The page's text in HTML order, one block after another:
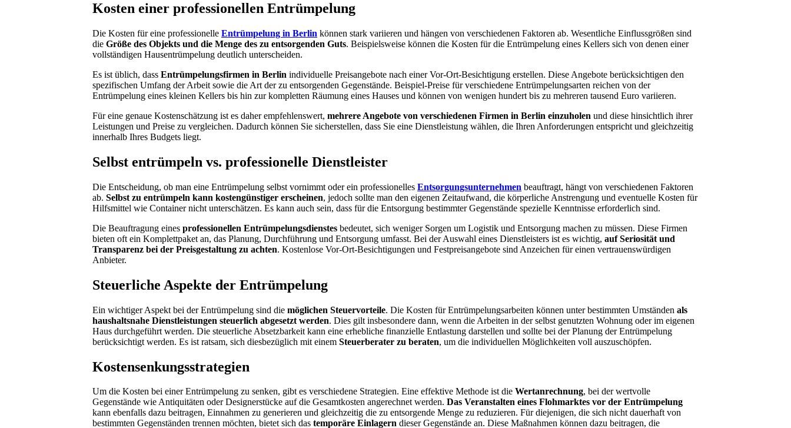
Kosten einer professionellen Entrümpelung
Die Kosten für eine professionelle Entrümpelung in Berlin können stark variieren und hängen von verschiedenen Faktoren ab. Wesentliche Einflussgrößen sind
die Größe des Objekts und die Menge des zu entsorgenden Guts. Beispielsweise können die Kosten für die Entrümpelung eines Kellers sich von denen einer
vollständigen Hausentrümpelung deutlich unterscheiden.
Es ist üblich, dass Entrümpelungsfirmen in Berlin individuelle Preisangebote nach einer Vor-Ort-Besichtigung erstellen. Diese Angebote berücksichtigen den
spezifischen Umfang der Arbeit sowie die Art der zu entsorgenden Gegenstände. Beispiel-Preise für verschiedene Entrümpelungsarten reichen von der
Entrümpelung eines kleinen Kellers bis hin zur kompletten Räumung eines Hauses und können von wenigen hundert bis zu mehreren tausend Euro variieren.
Für eine genaue Kostenschätzung ist es daher empfehlenswert, mehrere Angebote von verschiedenen Firmen in Berlin einzuholen und diese hinsichtlich ihrer
Leistungen und Preise zu vergleichen. Dadurch können Sie sicherstellen, dass Sie eine Dienstleistung wählen, die Ihren Anforderungen entspricht und gleichzeitig
innerhalb Ihres Budgets liegt.
Selbst entrümpeln vs. professionelle Dienstleister
Die Entscheidung, ob man eine Entrümpelung selbst vornimmt oder ein professionelles Entsorgungsunternehmen beauftragt, hängt von verschiedenen Faktoren
ab. Selbst zu entrümpeln kann kostengünstiger erscheinen, jedoch sollte man den eigenen Zeitaufwand, die körperliche Anstrengung und eventuelle Kosten für
Hilfsmittel wie Container nicht unterschätzen. Es kann auch sein, dass für die Entsorgung bestimmter Gegenstände spezielle Kenntnisse erforderlich sind.
Die Beauftragung eines professionellen Entrümpelungsdienstes bedeutet, sich weniger Sorgen um Logistik und Entsorgung machen zu müssen. Diese Firmen
bieten oft ein Komplettpaket an, das Planung, Durchführung und Entsorgung umfasst. Bei der Auswahl eines Dienstleisters ist es wichtig, auf Seriosität und
Transparenz bei der Preisgestaltung zu achten. Kostenlose Vor-Ort-Besichtigungen und Festpreisangebote sind Anzeichen für einen vertrauenswürdigen
Anbieter.
Steuerliche Aspekte der Entrümpelung
Ein wichtiger Aspekt bei der Entrümpelung sind die möglichen Steuervorteile. Die Kosten für Entrümpelungsarbeiten können unter bestimmten Umständen als
haushaltsnahe Dienstleistungen steuerlich abgesetzt werden. Dies gilt insbesondere dann, wenn die Arbeiten in der selbst genutzten Wohnung oder im eigenen
Haus durchgeführt werden. Die steuerliche Absetzbarkeit kann eine erhebliche finanzielle Entlastung darstellen und sollte bei der Planung der Entrümpelung
berücksichtigt werden. Es ist ratsam, sich diesbezüglich mit einem Steuerberater zu beraten, um die individuellen Möglichkeiten voll auszuschöpfen.
Kostensenkungsstrategien
Um die Kosten bei einer Entrümpelung zu senken, gibt es verschiedene Strategien. Eine effektive Methode ist die Wertanrechnung, bei der wertvolle
Gegenstände wie Antiquitäten oder Designerstücke auf die Gesamtkosten angerechnet werden. Das Veranstalten eines Flohmarktes vor der Entrümpelung
kann ebenfalls dazu beitragen, Einnahmen zu generieren und gleichzeitig die zu entsorgende Menge zu reduzieren. Für diejenigen, die sich nicht dauerhaft von
bestimmten Gegenständen trennen möchten, bietet sich das temporäre Einlagern dieser Gegenstände an. Diese Maßnahmen können dazu beitragen, die